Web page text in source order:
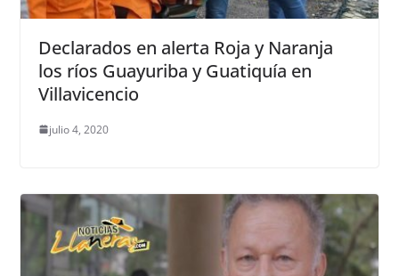
Declarados en alerta Roja y Naranja
los ríos Guayuriba y Guatiquía en
Villavicencio
julio 4, 2020